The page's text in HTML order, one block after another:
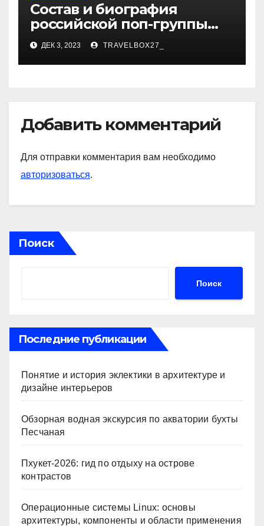
Состав и биография
российской поп-группы
«Иванушки интернешнл»
— история успеха, музыка
и судьбы участников
ДЕК 3, 2023 TRAVELBOX27_
Добавить комментарий
Для отправки комментария вам необходимо
авторизоваться.
Поиск
Поиск
Последние публикации
Понятие и история эклектики в архитектуре и
дизайне интерьеров
Обзорная водная экскурсия по акватории бухты
Песчаная
Пхукет-2026: гид по отдыху на острове
контрастов
Операционные системы Linux: основы
архитектуры, компоненты и области применения